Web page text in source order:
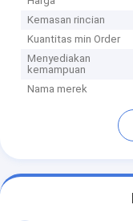
Kemasan rincian
Kuantitas min Order
Menyediakan
kemampuan
Nama merek